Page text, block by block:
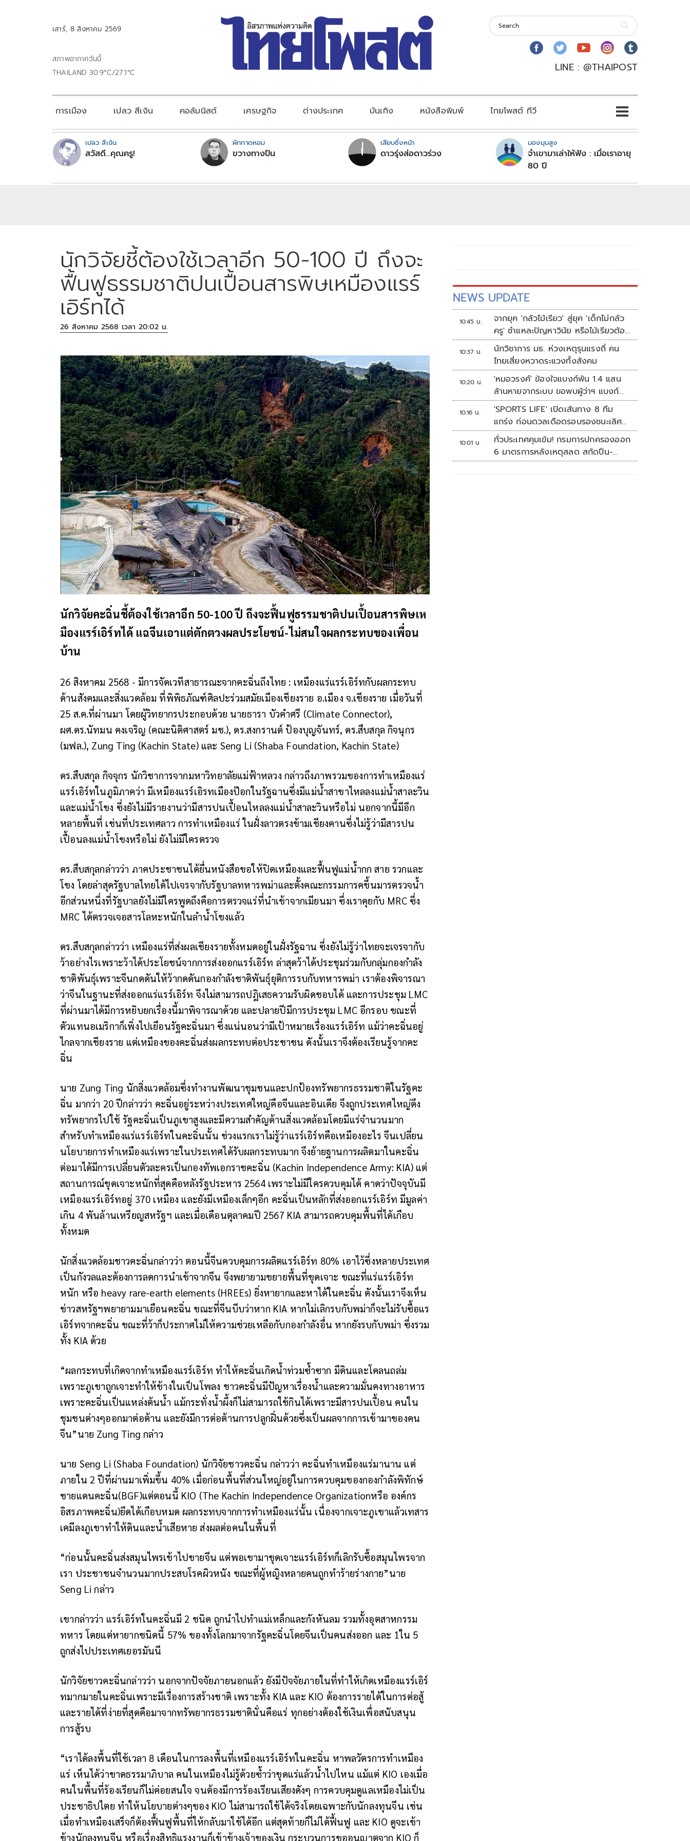
เสาร์, 8 สิงหาคม 2569
สภาพอากาศวันนี้
THAILAND 30.9°C/27.1°C
LINE : @THAIPOST
การเมือง เปลว สีเงิน คอลัมนิสต์ เศรษฐกิจ ต่างประเทศ บันเทิง หนังสือพิมพ์ ไทยโพสต์ ทีวี
เปลว สีเงิน
สวัสดี...คุณครู!
ผักกาดหอม
ขวางทางปืน
เสียบซึ่งหน้า
ดาวรุ่งส่อดาวร่วง
มองมุมสูง
จำเขามาเล่าให้ฟัง : เมื่อเราอายุ
80 ปี
นักวิจัยชี้ต้องใช้เวลาอีก 50-100 ปี ถึงจะ
ฟื้นฟูธรรมชาติปนเปื้อนสารพิษเหมืองแรร์
เอิร์ทได้
26 สิงหาคม 2568 เวลา 20:02 น.
นักวิจัยคะฉิ่นชี้ต้องใช้เวลาอีก 50-100 ปี ถึงจะฟื้นฟูธรรมชาติปนเปื้อนสารพิษเห
มืองแรร์เอิร์ทได้ แฉจีนเอาแต่ตักตวงผลประโยชน์-ไม่สนใจผลกระทบของเพื่อน
บ้าน
26 สิงหาคม 2568 - มีการจัดเวทีสาธารณะจากคะฉิ่นถึงไทย : เหมืองแร่แรร์เอิร์ทกับผลกระทบ
ด้านสังคมและสิ่งแวดล้อม ที่พิพิธภัณฑ์ศิลปะร่วมสมัยเมืองเชียงราย อ.เมือง จ.เชียงราย เมื่อวันที่
25 ส.ค.ที่ผ่านมา โดยผู้วิทยากรประกอบด้วย นายธารา บัวคำศรี (Climate Connector),
ผศ.ดร.นัทมน คงเจริญ (คณะนิติศาสตร์ มช.), ดร.สงกรานต์ ป้องบุญจันทร์, ดร.สืบสกุล กิจนุกร
(มฟล.), Zung Ting (Kachin State) และ Seng Li (Shaba Foundation, Kachin State)
ดร.สืบสกุล กิจจุกร นักวิชาการจากมหาวิทยาลัยแม่ฟ้าหลวง กล่าวถึงภาพรวมของการทำเหมืองแร่
แรร์เอิร์ทในภูมิภาคว่า มีเหมืองแรร์เอิรทเมืองป๊อกในรัฐฉานซึ่งมีแม่น้ำสาขาไหลลงแม่น้ำสาละวิน
และแม่น้ำโขง ซึ่งยังไม่มีรายงานว่ามีสารปนเปื้อนไหลลงแม่น้ำสาละวินหรือไม่ นอกจากนี้มีอีก
หลายพื้นที่ เช่นที่ประเทศลาว การทำเหมืองแร่ ในฝั่งลาวตรงข้ามเชียงคานซึ่งไม่รู้ว่ามีสารปน
เปื้อนลงแม่น้ำโขงหรือไม่ ยังไม่มีใครตรวจ
ดร.สืบสกุลกล่าวว่า ภาคประชาชนได้ยื่นหนังสือขอให้ปิดเหมืองและฟื้นฟูแม่น้ำกก สาย รวกและ
โขง โดยล่าสุดรัฐบาลไทยได้ไปเจรจากับรัฐบาลทหารพม่าและตั้งคณะกรรมการคขึ้นมารตรวจน้ำ
อีกส่วนหนึ่งที่รัฐบาลยังไม่มีใครพูดถึงคือการตรวจแร่ที่นำเข้าจากเมียนมา ซึ่งเราคุยกับ MRC ซึ่ง
MRC ได้ตรวจเจอสารโลหะหนักในลำน้ำโขงแล้ว
ดร.สืบสกุลกล่าวว่า เหมืองแร่ที่ส่งผลเชียงรายทั้งหมดอยู่ในฝั่งรัฐฉาน ซึ่งยังไม่รู้ว่าไทยจะเจรจากับ
ว้าอย่างไรเพราะว้าได้ประโยชน์จากการส่งออกแรร์เอิร์ท ล่าสุดว้าได้ประชุมร่วมกับกลุ่มกองกำลัง
ชาติพันธุ์เพราะจีนกดดันให้ว้ากดดันกองกำลังชาติพันธุ์ยุติการรบกับทหารพม่า เราต้องพิจารณา
ว่าจีนในฐานะที่ส่งออกแร่แรร์เอิร์ท จึงไม่สามารถปฎิเสธความรับผิดชอบได้ และการประชุม LMC
ที่ผ่านมาได้มีการหยิบยกเรื่องนี้มาพิจารณาด้วย และปลายปีมีการประชุม LMC อีกรอบ ขณะที่
ตัวแทนอเมริกาก็เพิ่งไปเยือนรัฐคะฉิ่นมา ซึ่งแน่นอนว่ามีเป้าหมายเรื่องแรร์เอิร์ท แม้ว่าคะฉิ่นอยู่
ไกลจากเชียงราย แต่เหมืองของคะฉิ่นส่งผลกระทบต่อประชาชน ดังนั้นเราจึงต้องเรียนรู้จากคะ
ฉิ่น
นาย Zung Ting นักสิ่งแวดล้อมซึ่งทำงานพัฒนาชุมชนและปกป้องทรัพยากรธรรมชาติในรัฐคะ
ฉิ่น มากว่า 20 ปีกล่าวว่า คะฉิ่นอยู่ระหว่างประเทศใหญ่คือจีนและอินเดีย จึงถูกประเทศไหญ่ดึง
ทรัพยากรไปใช้ รัฐคะฉิ่นเป็นภูเขาสูงและมีความสำคัญด้านสิ่งแวดล้อมโดยมีแร่จำนวนมาก
สำหรับทำเหมืองแร่แรร์เอิร์ทในคะฉิ่นนั้น ช่วงแรกเราไม่รู้ว่าแรร์เอิร์ทคือเหมืองอะไร จีนเปลี่ยน
นโยบายการทำเหมืองแร่เพราะในประเทศได้รับผลกระทบมาก จึงย้ายฐานการผลิตมาในคะฉิ่น
ต่อมาได้มีการเปลี่ยนตัวละครเป็นกองทัพเอกราชคะฉิ่น (Kachin Independence Army: KIA) แต่
สถานการณ์ขุดเจาะหนักที่สุดคือหลังรัฐประหาร 2564 เพราะไม่มีใครควบคุมได้ คาดว่าปัจจุบันมี
เหมืองแรร์เอิร์ทอยู่ 370 เหมือง และยังมีเหมืองเล็กๆอีก คะฉิ่นเป็นหลักที่ส่งออกแรร์เอิร์ท มีมูลค่า
เกิน 4 พันล้านเหรียญสหรัฐฯ และเมื่อเดือนตุลาคมปี 2567 KIA สามารถควบคุมพื้นที่ได้เกือบ
ทั้งหมด
นักสิ่งแวดล้อมชาวคะฉิ่นกล่าวว่า ตอนนี้จีนควบคุมการผลิตแรร์เอิร์ท 80% เอาไว้ซึ่งหลายประเทศ
เป็นกังวลและต้องการลดการนำเข้าจากจีน จึงพยายามขยายพื้นที่ขุดเจาะ ขณะที่แร่แรร์เอิร์ท
หนัก หรือ heavy rare-earth elements (HREEs) ยิ่งหายากและหาได้ในคะฉิ่น ดังนั้นเราจึงเห็น
ข่าวสหรัฐฯพยายามมาเยือนคะฉิ่น ขณะที่จีนบีบว่าหาก KIA หากไม่เลิกรบกับพม่าก็จะไม่รับซื้อแร
เอิร์ทจากคะฉิ่น ขณะที่ว้าก็ประกาศไม่ให้ความช่วยเหลือกับกองกำลังอื่น หากยังรบกับพม่า ซึ่งรวม
ทั้ง KIA ด้วย
“ผลกระทบที่เกิดจากทำเหมืองแรร์เอิร์ท ทำให้คะฉิ่นเกิดน้ำท่วมซ้ำซาก มีดินและโคลนถล่ม
เพราะภูเขาถูกเจาะทำให้ข้างในเป็นโพลง ชาวคะฉิ่นมีปัญหาเรื่องน้ำและความมั่นคงทางอาหาร
เพราะคะฉิ่นเป็นแหล่งต้นน้ำ แม้กระทั่งน้ำผึ้งก็ไม่สามารถใช้กินได้เพราะมีสารปนเปื้อน คนใน
ชุมชนต่างๆออกมาต่อต้าน และยังมีการต่อต้านการปลูกฝิ่นด้วยซึ่งเป็นผลจากการเข้ามาของคน
จีน”นาย Zung Ting กล่าว
นาย Seng Li (Shaba Foundation) นักวิจัยชาวคะฉิ่น กล่าวว่า คะฉิ่นทำเหมืองแร่มานาน แต่
ภายใน 2 ปีที่ผ่านมาเพิ่มขึ้น 40% เมื่อก่อนพื้นที่ส่วนใหญ่อยู่ในการควบคุมของกองกำลังพิทักษ์
ชายแดนคะฉิ่น(BGF)แต่ตอนนี้ KIO (The Kachin Independence Organizationหรือ องค์กร
อิสรภาพคะฉิ่น)ยึดได้เกือบหมด ผลกระทบจากการทำเหมืองแร่นั้น เนื่องจากเจาะภูเขาแล้วเทสาร
เคมีลงภูเขาทำให้ดินและน้ำเสียหาย ส่งผลต่อคนในพื้นที่
“ก่อนนั้นคะฉิ่นส่งสมุนไพรเข้าไปขายจีน แต่พอเขามาขุดเจาะแรร์เอิร์ทก็เลิกรับซื้อสมุนไพรจาก
เรา ประชาชนจำนวนมากประสบโรคผิวหนัง ขณะที่ผู้หญิงหลายคนถูกทำร้ายร่างกาย”นาย
Seng Li กล่าว
เขากล่าวว่า แรร์เอิร์ทในคะฉิ่นมี 2 ชนิด ถูกนำไปทำแม่เหล็กและกังหันลม รวมทั้งอุตสาหกรรม
ทหาร โดยแต่หายากชนิดนี้ 57% ของทั้งโลกมาจากรัฐคะฉิ่นโดยจีนเป็นคนส่งออก และ 1ใน 5
ถูกส่งไปประเทศเยอรมันนี
นักวิจัยชาวคะฉิ่นกล่าวว่า นอกจากปัจจัยภายนอกแล้ว ยังมีปัจจัยภายในที่ทำให้เกิดเหมืองแรร์เอิร์
ทมากมายในคะฉิ่นเพราะมีเรื่องการสร้างชาติ เพราะทั้ง KIA และ KIO ต้องการรายได้ในการต่อสู้
และรายได้ที่ง่ายที่สุดคือมาจากทรัพยากรธรรมชาตินั่นคือแร่ ทุกอย่างต้องใช้เงินเพื่อสนับสนุน
การสู้รบ
“เราได้ลงพื้นที่ใช้เวลา 8 เดือนในการลงพื้นที่เหมืองแรร์เอิร์ทในคะฉิ่น หาพลวัตรการทำเหมือง
แร่ เห็นได้ว่าขาดธรรมาภิบาล คนในเหมืองไม่รู้ด้วยซ้ำว่าขุดแร่แล้วน้ำไปไหน แม้แต่ KIO เองเมื่อ
คนในพื้นที่ร้องเรียนก็ไม่ค่อยสนใจ จนต้องมีการร้องเรียนเสียงดังๆ การควบคุมดูแลเหมืองไม่เป็น
ประชาธิปไตย ทำให้นโยบายต่างๆของ KIO ไม่สามารถใช้ได้จริงโดยเฉพาะกับนักลงทุนจีน เช่น
เมื่อทำเหมืองเสร็จก็ต้องฟื้นฟูพื้นที่ให้กลับมาใช้ได้อีก แต่สุดท้ายก็ไม่ได้ฟื้นฟู และ KIO ดูจะเข้า
ข้างนักลงทุนจีน หรือเรื่องสิทธิแรงงานก็เข้าข้างเจ้าของเงิน กระบวนการขออนุญาตจาก KIO ก็
NEWS UPDATE
10:45 น.
จากยุค 'กลัวไม้เรียว' สู่ยุค 'เด็กไม่กลัว
ครู' ชำแหละปัญหาวินัย หรือไม้เรียวต้อง
กลับมา?
10:37 น.
นักวิชาการ มธ. ห่วงเหตุรุนแรงถี่ คน
ไทยเสี่ยงหวาดระแวงทั้งสังคม
10:20 น.
'หมอวรงค์' ข้องใจแบงก์พัน 1.4 แสน
ล้านหายจากระบบ ขอพบผู้ว่าฯ แบงก์
ชาติ
10:16 น.
'SPORTS LIFE' เปิดเส้นทาง 8 ทีม
แกร่ง ก่อนดวลเดือดรอบรองชนะเลิศ
ศึก 'วอลเลย์บอลนักเรียน แชมป์
กีฬา 7HD 2026'
10:01 น.
ทั่วประเทศคุมเข้ม! กรมการปกครองออก
6 มาตรการหลังเหตุสลด สกัดปืน-
ป้องกันเลียนแบบ